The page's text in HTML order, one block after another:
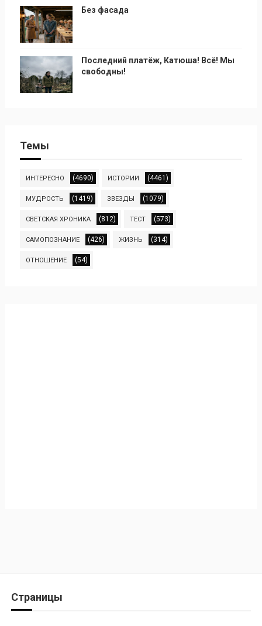
Без фасада
Последний платёж, Катюша! Всё! Мы
свободны!
Темы
ИНТЕРЕСНО (4690) ИСТОРИИ (4461)
МУДРОСТЬ (1419) ЗВЕЗДЫ (1079)
СВЕТСКАЯ ХРОНИКА (812) ТЕСТ (573)
САМОПОЗНАНИЕ (426) ЖИЗНЬ (314)
ОТНОШЕНИЕ (54)
Страницы